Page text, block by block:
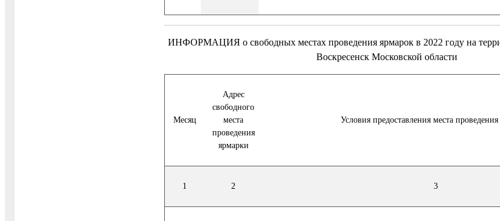
ИНФОРМАЦИЯ о свободных местах проведения ярмарок в 2022 году на
Воскресенск Московской области
Месяц
Адрес
свободного
места
проведения
ярмарки
Условия предоставления места
1 2 3